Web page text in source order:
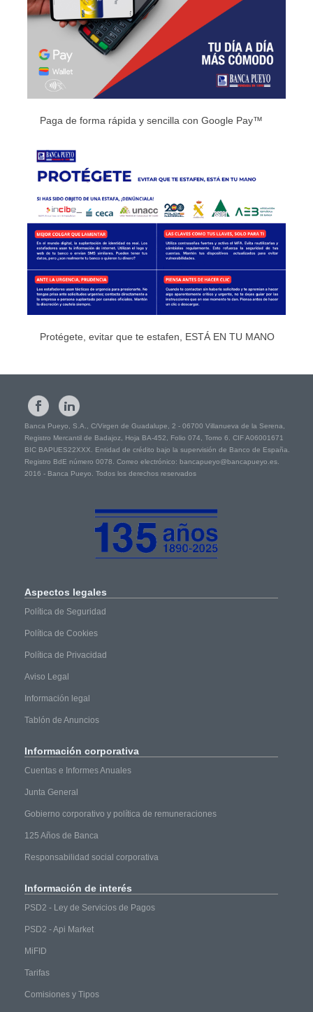
Paga de forma rápida y sencilla con Google Pay™
Protégete, evitar que te estafen, ESTÁ EN TU MANO
Banca Pueyo, S.A., C/Virgen de Guadalupe, 2 - 06700 Villanueva de la Serena,
Registro Mercantil de Badajoz, Hoja BA-452, Folio 074, Tomo 6. CIF A06001671
BIC BAPUES22XXX. Entidad de crédito bajo la supervisión de Banco de España.
Registro BdE número 0078. Correo electrónico: bancapueyo@bancapueyo.es.
2016 - Banca Pueyo. Todos los derechos reservados
Aspectos legales
Política de Seguridad
Política de Cookies
Política de Privacidad
Aviso Legal
Información legal
Tablón de Anuncios
Información corporativa
Cuentas e Informes Anuales
Junta General
Gobierno corporativo y política de remuneraciones
125 Años de Banca
Responsabilidad social corporativa
Información de interés
PSD2 - Ley de Servicios de Pagos
PSD2 - Api Market
MiFID
Tarifas
Comisiones y Tipos